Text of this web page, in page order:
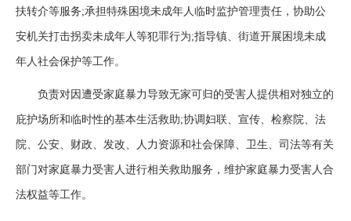
扶转介等服务;承担特殊困境未成年人临时监护管理责任，协助公
安机关打击拐卖未成年人等犯罪行为;指导镇、街道开展困境未成
年人社会保护等工作。
负责对因遭受家庭暴力导致无家可归的受害人提供相对独立的
庇护场所和临时性的基本生活救助;协调妇联、宣传、检察院、法
院、公安、财政、发改、人力资源和社会保障、卫生、司法等有关
部门对家庭暴力受害人进行相关救助服务，维护家庭暴力受害人合
法权益等工作。